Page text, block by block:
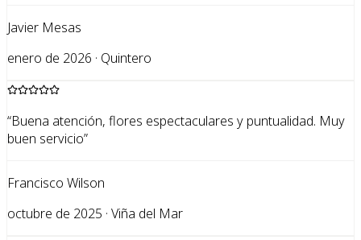
Javier Mesas
enero de 2026 · Quintero
“Buena atención, flores espectaculares y puntualidad. Muy
buen servicio”
Francisco Wilson
octubre de 2025 · Viña del Mar